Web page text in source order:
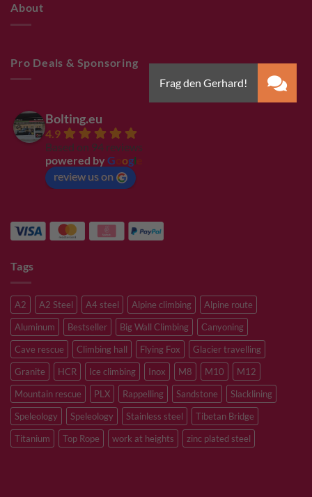
About
Pro Deals & Sponsoring
Bolting.eu
4.9
Based on 94 reviews
powered by G ogl
review us on
Tags
A2 A2 Steel A4 steel Alpine climbing
Alpine route
Aluminum
Bestseller Big Wall Climbing
Canyoning
Cave rescue
Climbing hall Flying Fox
Glacier travelling
Granite
HCR Ice climbing Inox M8 M10
M12
Mountain rescue
PLX Rappelling Sandstone
Slacklining
Speleology
Speleology Stainless steel
Tibetan Bridge
Titanium
Top Rope work at heights zinc plated steel